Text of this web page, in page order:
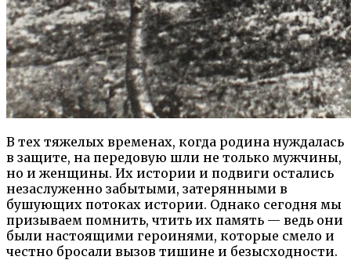
В тех тяжелых временах, когда родина нуждалась
в защите, на передовую шли не только мужчины,
но и женщины. Их истории и подвиги остались
незаслуженно забытыми, затерянными в
бушующих потоках истории. Однако сегодня мы
призываем помнить, чтить их память — ведь они
были настоящими героинями, которые смело и
честно бросали вызов тишине и безысходности.